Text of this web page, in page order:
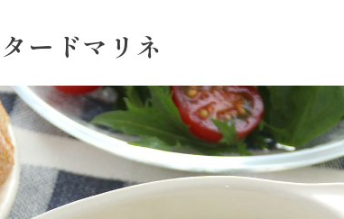
グラタン/ドリア
リーズ だしまろ麺
BBQ/キャンプ
レンジ調理
ひなまつり
運動会
その他
塩たれ だしまろ酢
マト
レ ハコネーゼ アラビアータ
ードマリネ